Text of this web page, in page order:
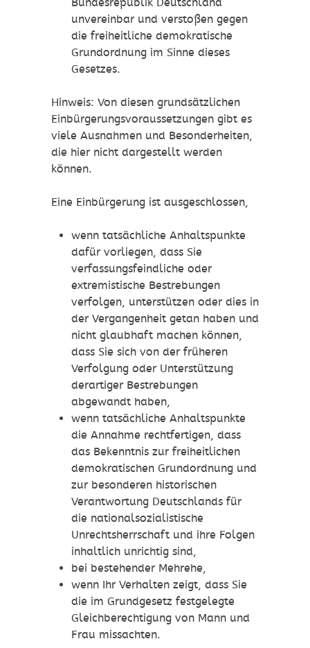
Bundesrepublik Deutschland
unvereinbar und verstoßen gegen
die freiheitliche demokratische
Grundordnung im Sinne dieses
Gesetzes.
Hinweis: Von diesen grundsätzlichen
Einbürgerungsvoraussetzungen gibt es
viele Ausnahmen und Besonderheiten,
die hier nicht dargestellt werden
können.
Eine Einbürgerung ist ausgeschlossen,
wenn tatsächliche Anhaltspunkte
dafür vorliegen, dass Sie
verfassungsfeindliche oder
extremistische Bestrebungen
verfolgen, unterstützen oder dies in
der Vergangenheit getan haben und
nicht glaubhaft machen können,
dass Sie sich von der früheren
Verfolgung oder Unterstützung
derartiger Bestrebungen
abgewandt haben,
wenn tatsächliche Anhaltspunkte
die Annahme rechtfertigen, dass
das Bekenntnis zur freiheitlichen
demokratischen Grundordnung und
zur besonderen historischen
Verantwortung Deutschlands für
die nationalsozialistische
Unrechtsherrschaft und ihre Folgen
inhaltlich unrichtig sind,
bei bestehender Mehrehe,
wenn Ihr Verhalten zeigt, dass Sie
die im Grundgesetz festgelegte
Gleichberechtigung von Mann und
Frau missachten.